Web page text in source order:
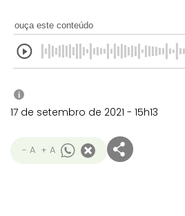
ouça este conteúdo
i
17 de setembro de 2021 - 15h13
- A + A